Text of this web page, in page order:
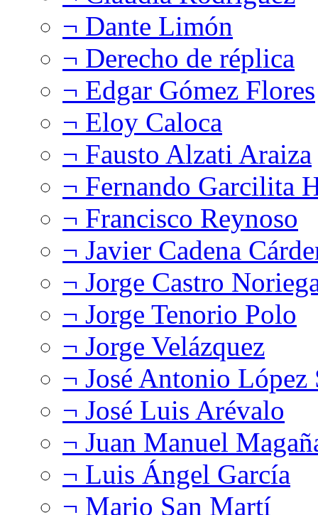
¬ Dante Limón
¬ Derecho de réplica
¬ Edgar Gómez Flores
¬ Eloy Caloca
¬ Fausto Alzati Araiza
¬ Fernando Garcilita
¬ Francisco Reynoso
¬ Javier Cadena
¬ Jorge Castro
¬ Jorge Tenorio Polo
¬ Jorge Velázquez
¬ José Antonio López
¬ José Luis Arévalo
¬ Juan Manuel
¬ Luis Ángel García
¬ Mario San Martí